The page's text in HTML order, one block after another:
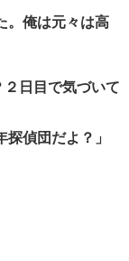
。俺は元々は高
日目で気づいて
偵団だよ？」